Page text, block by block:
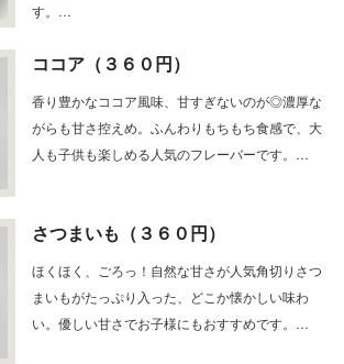
す。…
ココア（３６０円）
香り豊かなココア風味、甘すぎないのが◎濃厚な
がらも甘さ控えめ。ふんわりもちもち食感で、大
人も子供も楽しめる人気のフレーバーです。…
さつまいも（３６０円）
ほくほく、ごろっ！自然な甘さが人気角切りさつ
まいもがたっぷり入った、どこか懐かしい味わ
い。優しい甘さでお子様にもおすすめです。…